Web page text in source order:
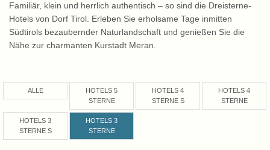
Familiär, klein und herrlich authentisch – so sind die Dreisterne-
Hotels von Dorf Tirol. Erleben Sie erholsame Tage inmitten
Südtirols bezaubernder Naturlandschaft und genießen Sie die
Nähe zur charmanten Kurstadt Meran.
ALLE
HOTELS 5
STERNE
HOTELS 4
STERNE S
HOTELS 4
STERNE
HOTELS 3
STERNE S
HOTELS 3
STERNE